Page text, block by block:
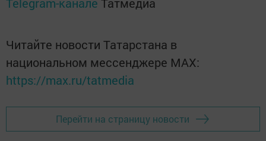
Читайте новости Татарстана в
национальном мессенджере MАХ:
https://max.ru/tatmedia
Перейти на страницу новости